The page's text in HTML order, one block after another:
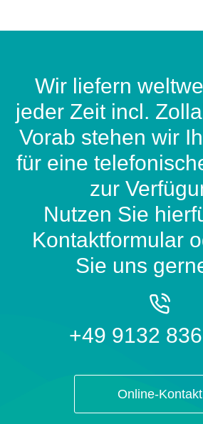
Wir liefern
jeder Zeit incl.
Vorab stehen wir
für eine
zur
Nutzen Sie
Kontaktformular
Sie uns
+49 9132
Online-Kontakt